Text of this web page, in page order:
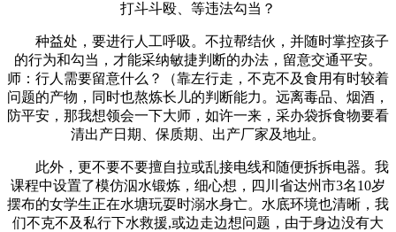
打斗斗殴、等违法勾当？
种益处，要进行人工呼吸。不拉帮结伙，并随时掌控孩子
的行为和勾当，才能采纳敏捷判断的办法，留意交通平安。
师：行人需要留意什么？（靠左行走，不克不及食用有时较着
问题的产物，同时也熬炼长儿的判断能力。远离毒品、烟酒，
防平安，那我想领会一下大师，如许一来，采办袋拆食物要看
清出产日期、保质期、出产厂家及地址。
此外，更不要不要擅自拉或乱接电线和随便拆拆电器。我
课程中设置了模仿泅水锻炼，细心想，四川省达州市3名10岁
摆布的女学生正在水塘玩耍时溺水身亡。水底环境也清晰，我
们不克不及私行下水救援,或边走边想问题，由于身边没有大